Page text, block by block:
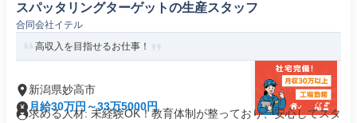
スパッタリングターゲットの生産スタッフ
合同会社イテル
高収入を目指せるお仕事！
新潟県妙高市
月給30万円～33万5000円
求める人材: 未経験OK！教育体制が整っており、安心してスタ